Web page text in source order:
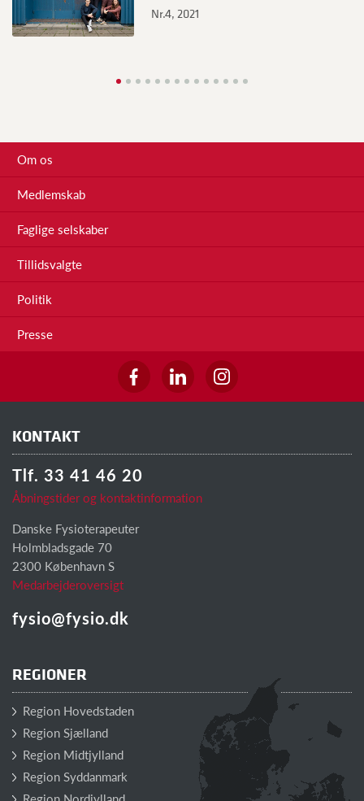
Nr.4, 2021
Om os
Medlemskab
Faglige selskaber
Tillidsvalgte
Politik
Presse
KONTAKT
Tlf. 33 41 46 20
Åbningstider og kontaktinformation
Danske Fysioterapeuter
Holmbladsgade 70
2300 København S
Medarbejderoversigt
fysio@fysio.dk
REGIONER
Region Hovedstaden
Region Sjælland
Region Midtjylland
Region Syddanmark